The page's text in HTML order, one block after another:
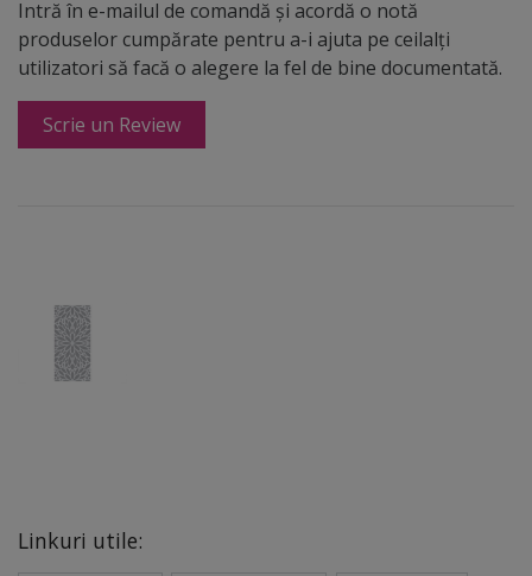
Intră în e-mailul de comandă și acordă o notă
produselor cumpărate pentru a-i ajuta pe ceilalți
utilizatori să facă o alegere la fel de bine documentată.
Scrie un Review
Linkuri utile: